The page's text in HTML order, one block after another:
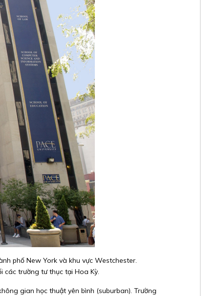
phố New York và khu vực Westchester.
các trường tư thục tại Hoa Kỳ.
gian học thuật yên bình (suburban). Trường